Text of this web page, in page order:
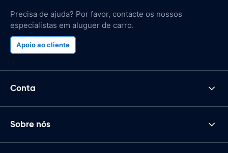
Precisa de ajuda? Por favor, contacte os nossos
especialistas em aluguer de carro.
Apoio ao cliente
Conta
Sobre nós